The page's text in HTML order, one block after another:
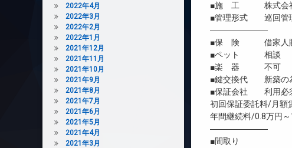
■施 工 株式会社
■管理形式 巡回管
―――――――
■保 険 借家人賠
■ペット 相談
■楽 器 不可
■鍵交換代 新築の
■保証会社 利用必須
初回保証委託料/月額
年間継続料/0.8万円～
―――――――
■間取り
2022年4月
2022年3月
2022年2月
2022年1月
2021年12月
2021年11月
2021年10月
2021年9月
2021年8月
2021年7月
2021年6月
2021年5月
2021年4月
2021年3月